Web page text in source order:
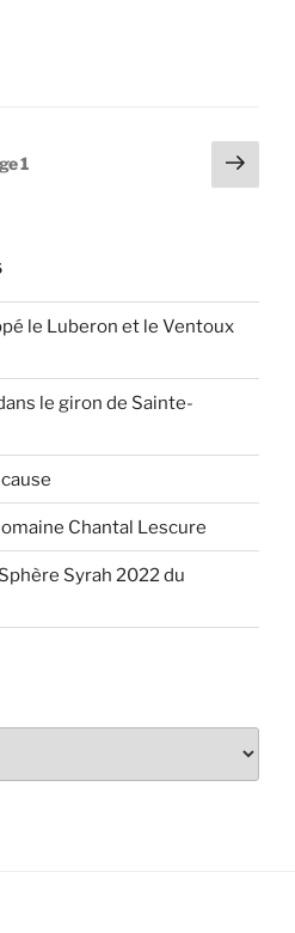
»
1
Page
le Luberon et le Ventoux
le giron de Sainte-
Chantal Lescure
Syrah 2022 du